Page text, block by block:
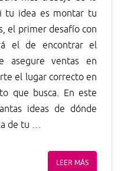
tu idea es montar tu
el primer desafío con
el de encontrar el
asegure ventas en
el lugar correcto en
que busca. En este
ideas de dónde
de tu …
LEER MÁS